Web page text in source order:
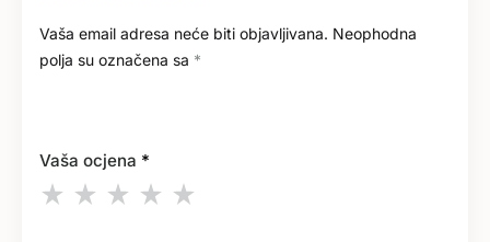
Vaša email adresa neće biti objavljivana. Neophodna
polja su označena sa *
Vaša ocjena *